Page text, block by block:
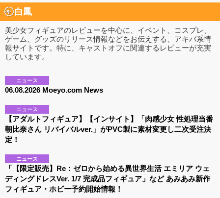
白鳳
美少女フィギュアのレビューを中心に、イベント、コスプレ、
ゲーム、グッズのリリース情報などをお伝えする、アキバ系情
報サイトです。特に、キャストオフに関連するレビューが充実
しています。
ニュース
06.08.2026 Moeyo.com News
ニュース
【アダルトフィギュア】【インサイト】「肉感少女 性処理当番
朝比奈さん リバイバルver.」がPVC製に素材変更し二次受注決
定！
ニュース
「【限定販売】Re：ゼロから始める異世界生活 エミリア ウェ
ディングドレスVer. 1/7 完成品フィギュア」など あみあみ新作
フィギュア・ホビー予約開始情報！